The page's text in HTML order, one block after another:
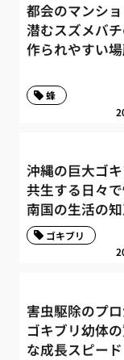
都会のマンシ
潜むスズメバ
作られやすい
蜂
沖縄の巨大ゴ
共生する日々
南国の生活の
ゴキブリ
害虫駆除のプ
ゴキブリ幼体
な成長スピード